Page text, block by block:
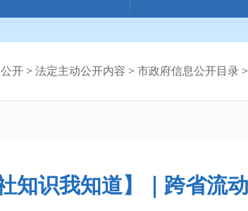
开 > 法定主动公开内容 > 市政府信息公开目录 >
社知识我知道】｜跨省流